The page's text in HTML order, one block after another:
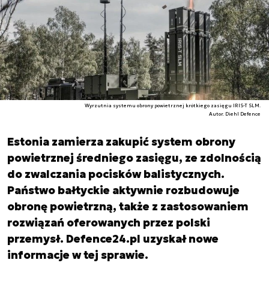
Wyrzutnia systemu obrony powietrznej krótkiego zasięgu IRIS-T SLM.
Autor. Diehl Defence
Estonia zamierza zakupić system obrony
powietrznej średniego zasięgu, ze zdolnością
do zwalczania pocisków balistycznych.
Państwo bałtyckie aktywnie rozbudowuje
obronę powietrzną, także z zastosowaniem
rozwiązań oferowanych przez polski
przemysł. Defence24.pl uzyskał nowe
informacje w tej sprawie.